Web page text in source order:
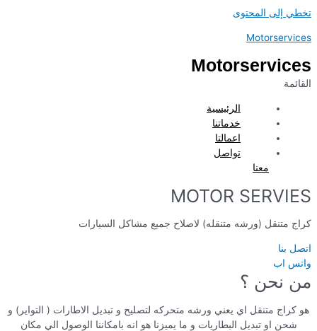
تخطي إلى المحتوى
Motorservices
Motorservices
القائمة
الرئيسية
خدماتنا
اعمالتا
تواصل
معنا
MOTOR SERVIES
كراج متنقل (ورشه متنقله) لاصلاح جميع مشاكل السيارات
اتصل بنا
واتس اب
من نحن ؟
هو كراج متنقل اي يعني ورشه متحركه لتصليح و تبديل الاطارات ( التواير) و
شحن او تبديل البطاريات و ما يميزنا هو انه بامكاننا الوصول الي مكان